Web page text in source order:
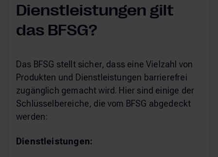
Dienstleistungen gilt
das BFSG?
Das BFSG stellt sicher, dass eine Vielzahl von
Produkten und Dienstleistungen barrierefrei
zugänglich gemacht wird. Hier sind einige der
Schlüsselbereiche, die vom BFSG abgedeckt
werden:
Dienstleistungen: